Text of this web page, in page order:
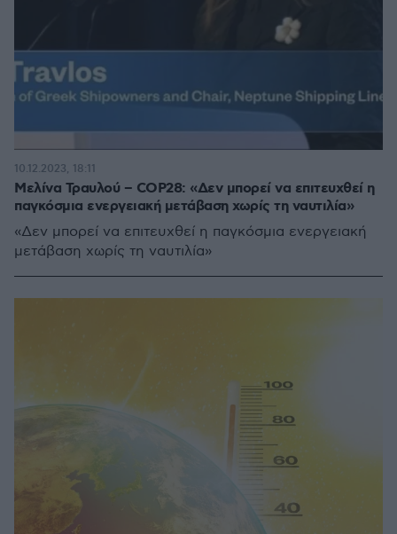
Μελίνα Τραυλού – COP28: «Δεν μπορεί να επιτευχθεί η
παγκόσμια ενεργειακή μετάβαση χωρίς τη ναυτιλία»
«Δεν μπορεί να επιτευχθεί η παγκόσμια ενεργειακή
μετάβαση χωρίς τη ναυτιλία»
10.12.2023, 18:11